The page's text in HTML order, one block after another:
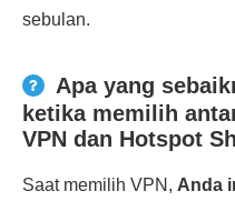
sebulan.
Apa yang
ketika memilih
VPN dan Hotspot
Saat memilih VPN, Anda